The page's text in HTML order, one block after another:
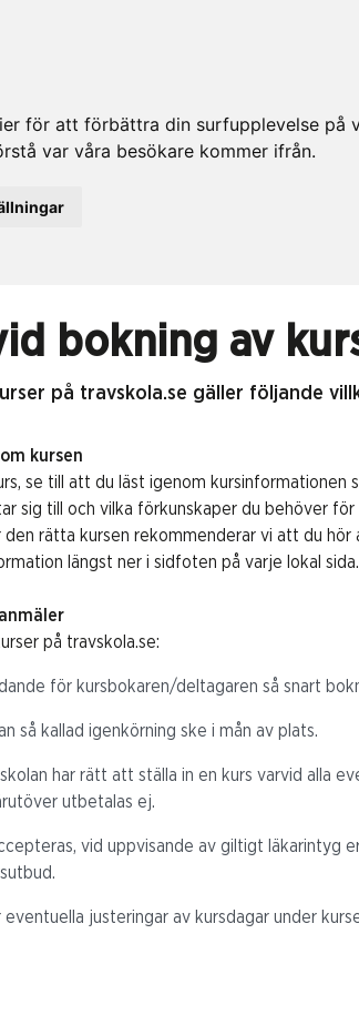
för att förbättra din surfupplevelse
var våra besökare kommer ifrån.
bokning av
på travskola.se gäller följande
kursen
se till att du läst igenom kursinformationen
sig till och vilka förkunskaper du behöver
rätta kursen rekommenderar vi att du hör
längst ner i sidfoten på varje lokal sida.
på travskola.se:
för kursbokaren/deltagaren så snart
så kallad igenkörning ske i mån av plats.
har rätt att ställa in en kurs varvid alla
utbetalas ej.
vid uppvisande av giltigt läkarintyg
justeringar av kursdagar under